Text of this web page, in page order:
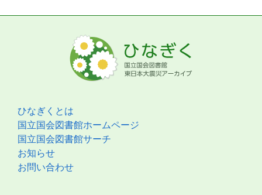
ひなぎくとは
国立国会図書館ホームページ
国立国会図書館サーチ
お知らせ
お問い合わせ